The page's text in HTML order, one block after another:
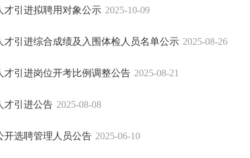
才引进拟聘用对象公示 2025-10-09
才引进综合成绩及入围体检人员名单公示 2025-08-26
才引进岗位开考比例调整公告 2025-08-21
才引进公告 2025-08-08
开选聘管理人员公告 2025-06-10